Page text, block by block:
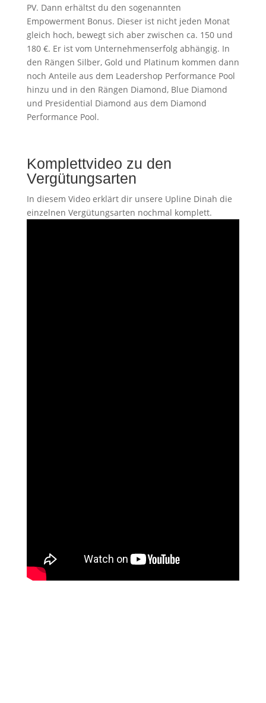
PV. Dann erhältst du den sogenannten
Empowerment Bonus. Dieser ist nicht jeden Monat
gleich hoch, bewegt sich aber zwischen ca. 150 und
180 €. Er ist vom Unternehmenserfolg abhängig. In
den Rängen Silber, Gold und Platinum kommen dann
noch Anteile aus dem Leadershop Performance Pool
hinzu und in den Rängen Diamond, Blue Diamond
und Presidential Diamond aus dem Diamond
Performance Pool.
Komplettvideo zu den
Vergütungsarten
In diesem Video erklärt dir unsere Upline Dinah die
einzelnen Vergütungsarten nochmal komplett.